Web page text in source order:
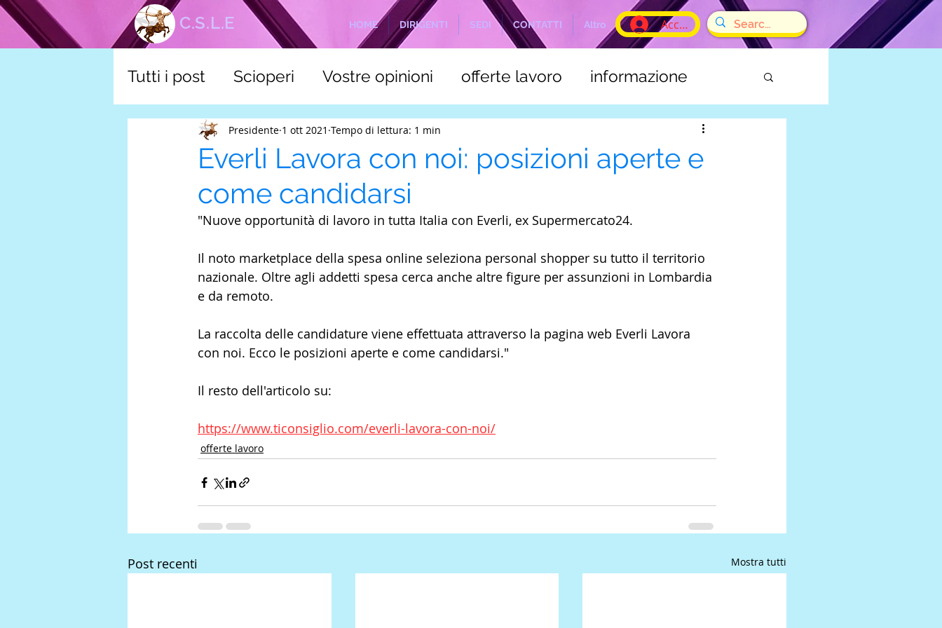
C.S.L.E Accedi
HOME DIRIGENTI SEDI CONTATTI Altro
Tutti i post Scioperi Vostre opinioni offerte lavoro informazione
Tutela scuola C.S.L.E. Marittimi
Everli Lavora con noi: posizioni aperte e
come candidarsi
Presidente 1 ott 2021 Tempo di lettura: 1 min
"Nuove opportunità di lavoro in tutta Italia con Everli, ex Supermercato24.
Il noto marketplace della spesa online seleziona personal shopper su tutto il territorio
nazionale. Oltre agli addetti spesa cerca anche altre figure per assunzioni in Lombardia
e da remoto.
La raccolta delle candidature viene effettuata attraverso la pagina web Everli Lavora
con noi. Ecco le posizioni aperte e come candidarsi."
Il resto dell'articolo su:
https://www.ticonsiglio.com/everli-lavora-con-noi/
offerte lavoro
Post recenti Mostra tutti